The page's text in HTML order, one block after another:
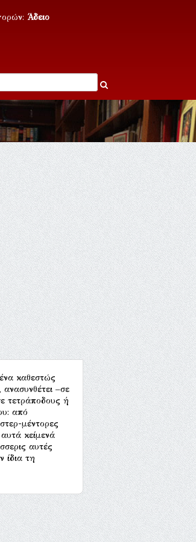
Άδειο
καθεστώς
–σε
τετράποδους ή
από
μέντορες
κείμενά
αυτές
ίδια τη